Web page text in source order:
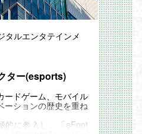
どで割引あり
映画や演劇チケット、
環境について詳しく
い。
、Java、Go、Rubyで
12ヵ月
、NoSQL）を用いた
開発、運営 いずれか
フレームワークの経験
修
ジニア＆エンジニア
研修制度)
技術研修制度） 他
割引制度について】
ーム部・ダーツ部・バ
）
体で600名以上。
デザイナー、ディレク
PMなど幅広い職種の
います。
ェクトごとにクリエ
ひとつのチームをつ
いきます。多彩なプロ
のでスキルを固定化
社員同士が技術やノウ
ップデートしている
も対応できるクリエイ
タルエンタテインメ
ター(esports)
ードゲーム、モバイル
ーションの歴史を重ね
的に参入し、「eFoot